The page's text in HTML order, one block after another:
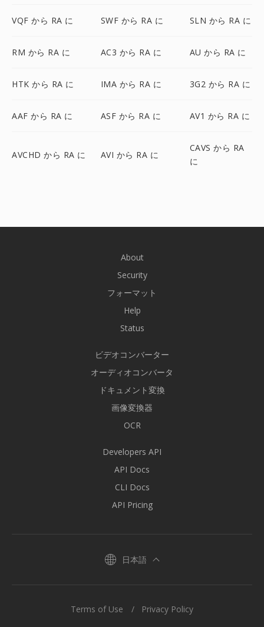
VQF から RA に SWF から RA に SLN から RA に
RM から RA に AC3 から RA に AU から RA に
HTK から RA に IMA から RA に 3G2 から RA に
AAF から RA に ASF から RA に AV1 から RA に
AVCHD から RA に AVI から RA に
CAVS から RA
に
About
Security
フォーマット
Help
Status
ビデオコンバーター
オーディオコンバータ
ドキュメント変換
画像変換器
OCR
Developers API
API Docs
CLI Docs
API Pricing
日本語
Terms of Use Privacy Policy